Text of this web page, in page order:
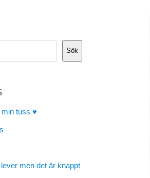
Sök
min tuss ♥
men det är knappt